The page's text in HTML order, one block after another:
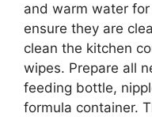
and warm water
ensure they are
clean the kitchen
wipes. Prepare all
feeding bottle,
formula container.